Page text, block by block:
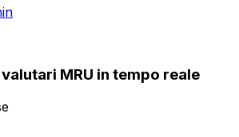
MRU in tempo reale